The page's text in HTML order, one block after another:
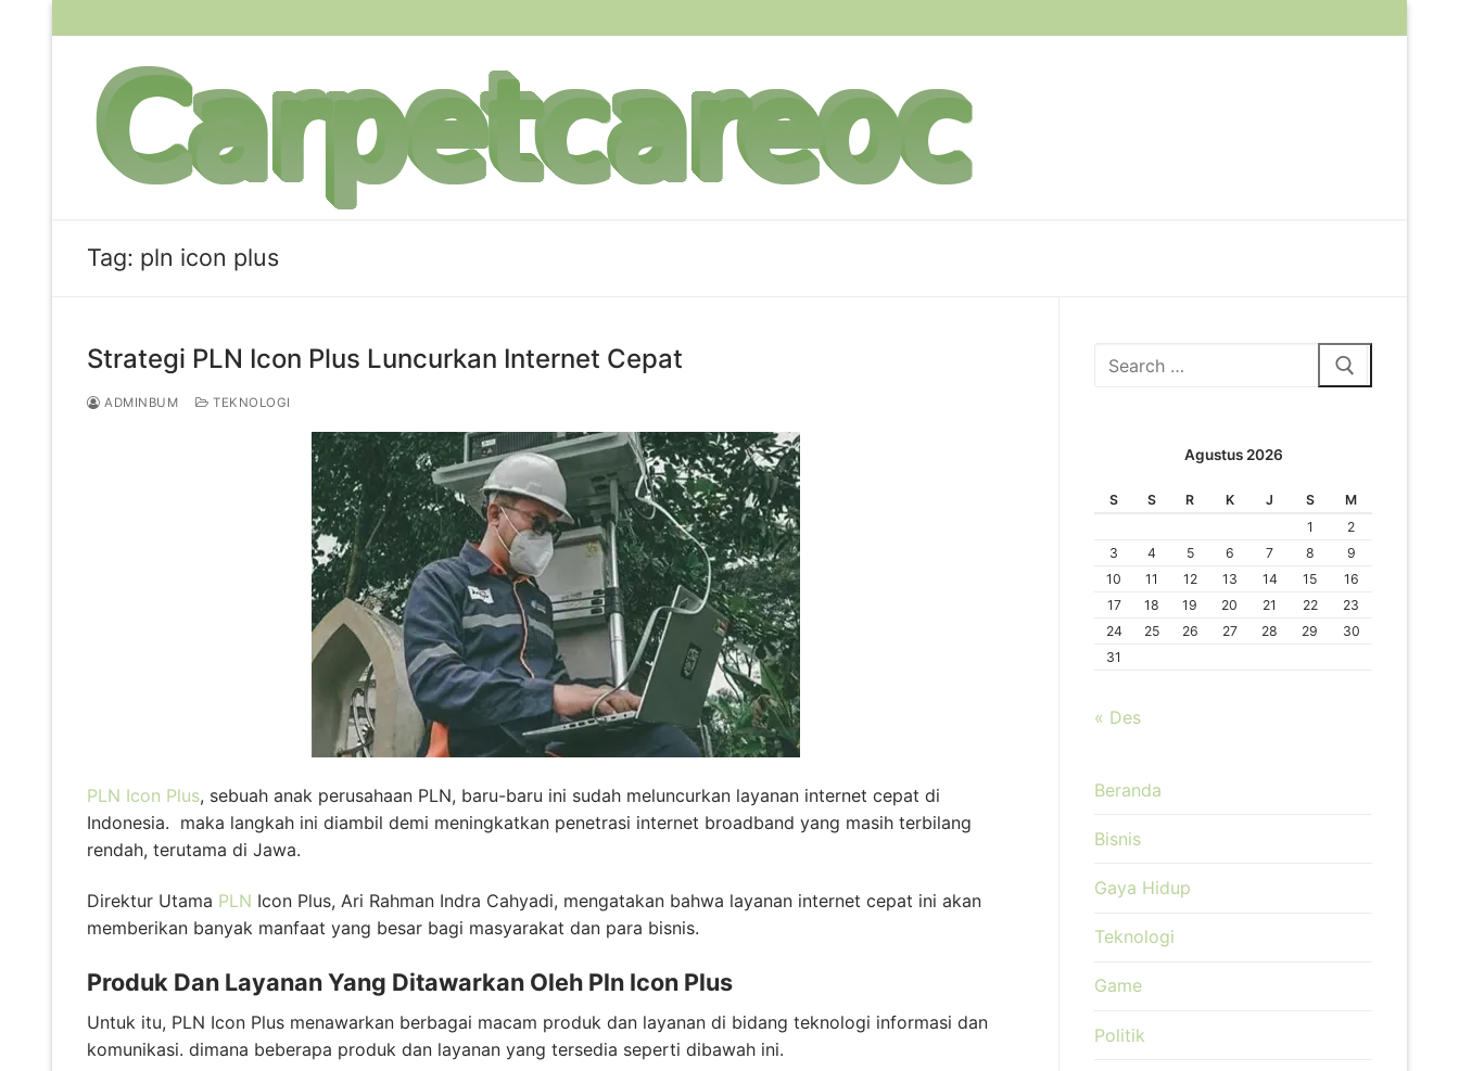
ke
Tag: pln icon plus
Strategi PLN Icon Plus Luncurkan Internet Cepat
ADMINBUM TEKNOLOGI
PLN Icon Plus, sebuah anak perusahaan PLN, baru-baru ini sudah meluncurkan layanan internet cepat di
Indonesia. maka langkah ini diambil demi meningkatkan penetrasi internet broadband yang masih terbilang
rendah, terutama di Jawa.
Direktur Utama PLN Icon Plus, Ari Rahman Indra Cahyadi, mengatakan bahwa layanan internet cepat ini akan
memberikan banyak manfaat yang besar bagi masyarakat dan para bisnis.
Produk Dan Layanan Yang Ditawarkan Oleh Pln Icon Plus
Untuk itu, PLN Icon Plus menawarkan berbagai macam produk dan layanan di bidang teknologi informasi dan
komunikasi. dimana beberapa produk dan layanan yang tersedia seperti dibawah ini.
Cari:
Agustus 2026
S S R K J S
M
1
2
3
4 5 6 7 8
9
10
11 12 13 14 15
16
17
18 19 20 21 22
23
24
25 26 27 28 29
30
31
« Des
Beranda
Bisnis
Gaya Hidup
Teknologi
Game
Politik